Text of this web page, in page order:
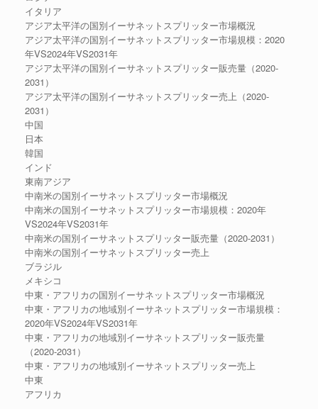
イタリア
アジア太平洋の国別イーサネットスプリッター市場概況
アジア太平洋の国別イーサネットスプリッター市場規模：2020
年VS2024年VS2031年
アジア太平洋の国別イーサネットスプリッター販売量（2020-
2031）
アジア太平洋の国別イーサネットスプリッター売上（2020-
2031）
中国
日本
韓国
インド
東南アジア
中南米の国別イーサネットスプリッター市場概況
中南米の国別イーサネットスプリッター市場規模：2020年
VS2024年VS2031年
中南米の国別イーサネットスプリッター販売量（2020-2031）
中南米の国別イーサネットスプリッター売上
ブラジル
メキシコ
中東・アフリカの国別イーサネットスプリッター市場概況
中東・アフリカの地域別イーサネットスプリッター市場規模：
2020年VS2024年VS2031年
中東・アフリカの地域別イーサネットスプリッター販売量
（2020-2031）
中東・アフリカの地域別イーサネットスプリッター売上
中東
アフリカ